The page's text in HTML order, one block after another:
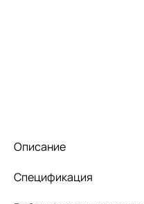
Описание
Спецификация